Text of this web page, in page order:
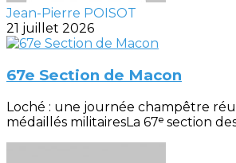
Jean-Pierre POISOT
21 juillet 2026
67e Section de Macon
Loché : une journée champêtre
médaillés militairesLa 67ᵉ section